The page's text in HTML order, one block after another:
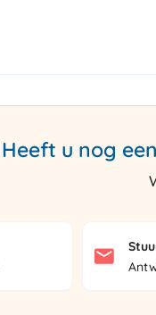
Heeft u nog